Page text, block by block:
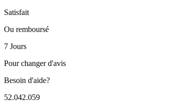
Satisfait
Ou remboursé
7 Jours
Pour changer d'avis
Besoin d'aide?
52.042.059